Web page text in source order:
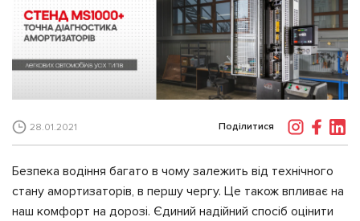
28.01.2021 Поділитися
Безпека водіння багато в чому залежить від технічного
стану амортизаторів, в першу чергу. Це також впливає на
наш комфорт на дорозі. Єдиний надійний спосіб оцінити